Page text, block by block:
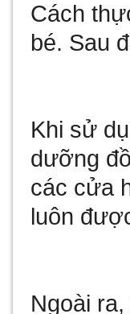
Cách
bé. Sau
Khi sử
dưỡng
các cửa
luôn
Ngoài